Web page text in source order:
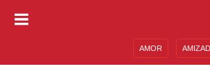
AMOR